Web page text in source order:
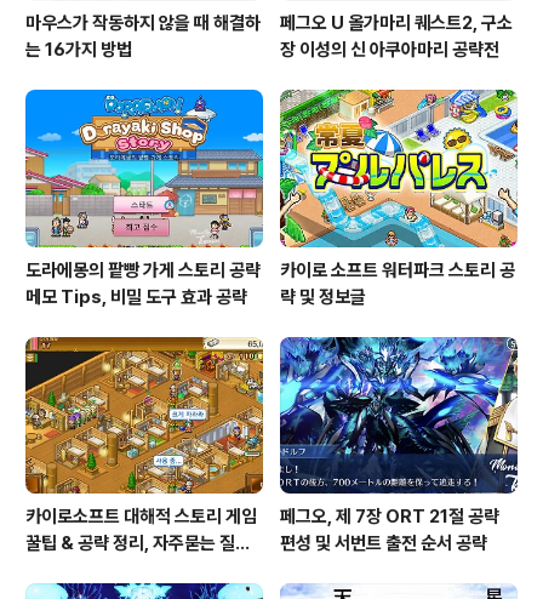
마우스가 작동하지 않을 때 해결하
는 16가지 방법
페그오 U 올가마리 퀘스트2, 구소
장 이성의 신 아쿠아마리 공략전
도라에몽의 팥빵 가게 스토리 공략
메모 Tips, 비밀 도구 효과 공략
카이로 소프트 워터파크 스토리 공
략 및 정보글
카이로소프트 대해적 스토리 게임
꿀팁 & 공략 정리, 자주묻는 질문
페그오, 제 7장 ORT 21절 공략
편성 및 서번트 출전 순서 공략